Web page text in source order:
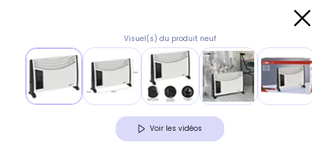
Visuel(s) du produit neuf
Voir les vidéos